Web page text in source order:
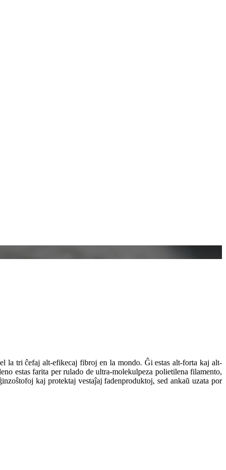
la tri ĉefaj alt-efikecaj fibroj en la mondo. Ĝi estas alt-forta kaj alt-
estas farita per rulado de ultra-molekulpeza polietilena filamento,
kaj protektaj vestaĵaj fadenproduktoj, sed ankaŭ uzata por